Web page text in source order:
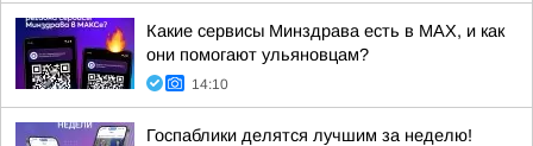
Какие сервисы Минздрава есть в МАХ, и как
они помогают ульяновцам?
14:10
Госпаблики делятся лучшим за неделю!